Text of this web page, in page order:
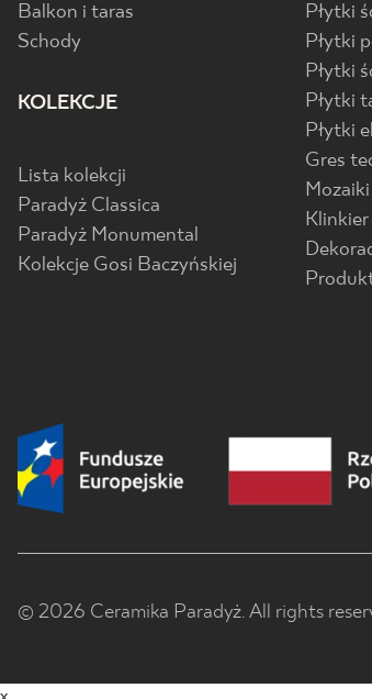
Balkon i taras
Schody
KOLEKCJE
Lista kolekcji
Paradyż Classica
Paradyż Monumental
Kolekcje Gosi Baczyńskiej
Płytki
Płytki
Płytki
Płytki
Płytki
Gres
Mozaiki
Klinkier
© 2026 Ceramika Paradyż. All rights